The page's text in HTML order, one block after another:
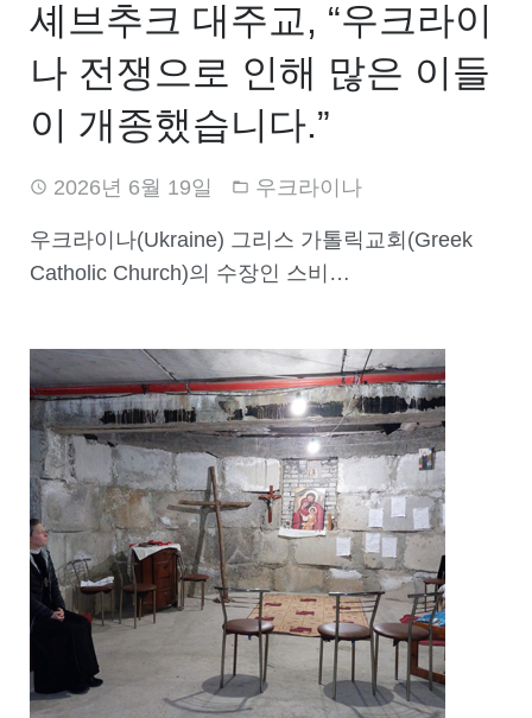
셰브추크 대주교, “우크라이
나 전쟁으로 인해 많은 이들
이 개종했습니다.”
2026년 6월 19일 우크라이나
우크라이나(Ukraine) 그리스 가톨릭교회(Greek
Catholic Church)의 수장인 스비…